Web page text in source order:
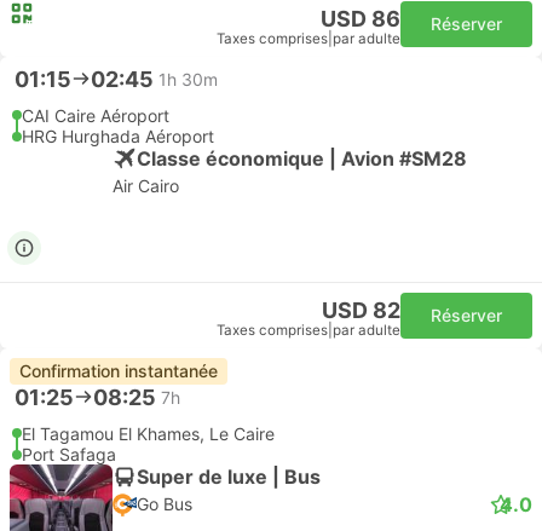
USD 86
Taxes comprises par adulte
Réserver
01:15 02:45 1h 30m
CAI Caire Aéroport
HRG Hurghada Aéroport
Classe économique | Avion #SM28
Air Cairo
USD 82
Taxes comprises par adulte
Réserver
Confirmation instantanée
01:25 08:25 7h
El Tagamou El Khames, Le Caire
Port Safaga
Super de luxe | Bus
Go Bus 4.0